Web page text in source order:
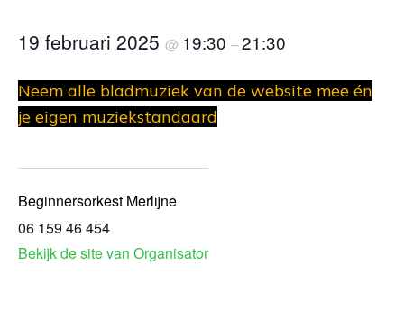
19 februari 2025 @ 19:30 –21:30
Neem alle bladmuziek van de website mee én
je eigen muziekstandaard
Beginnersorkest Merlijne
06 159 46 454
Bekijk de site van Organisator